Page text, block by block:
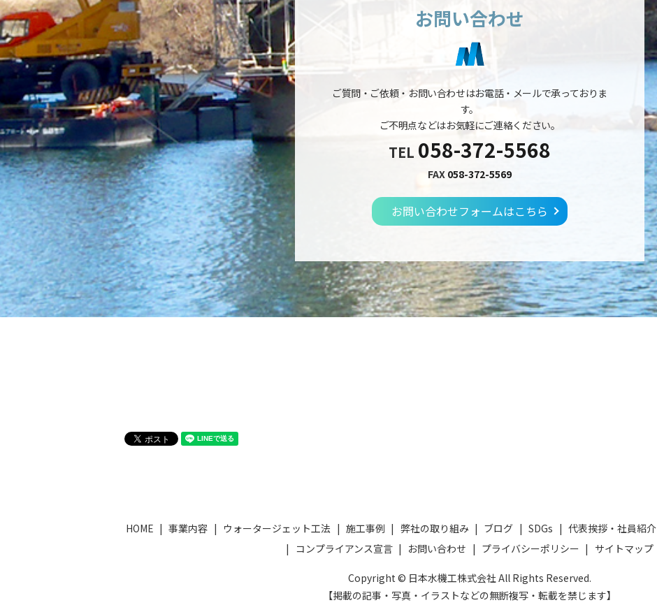
お問い合わせ
ご質問・ご依頼・お問い合わせはお電話・メールで承っておりま
す。
ご不明点などはお気軽にご連絡ください。
TEL 058-372-5568
FAX 058-372-5569
お問い合わせフォームはこちら
HOME 事業内容 ウォータージェット工法 施工事例 弊社の取り組み ブログ SDGs 代表挨拶・社員紹介
コンプライアンス宣言
お問い合わせ プライバシーポリシー サイトマップ
Copyright © 日本水機工株式会社 All Rights Reserved.
【掲載の記事・写真・イラストなどの無断複写・転載を禁じます】